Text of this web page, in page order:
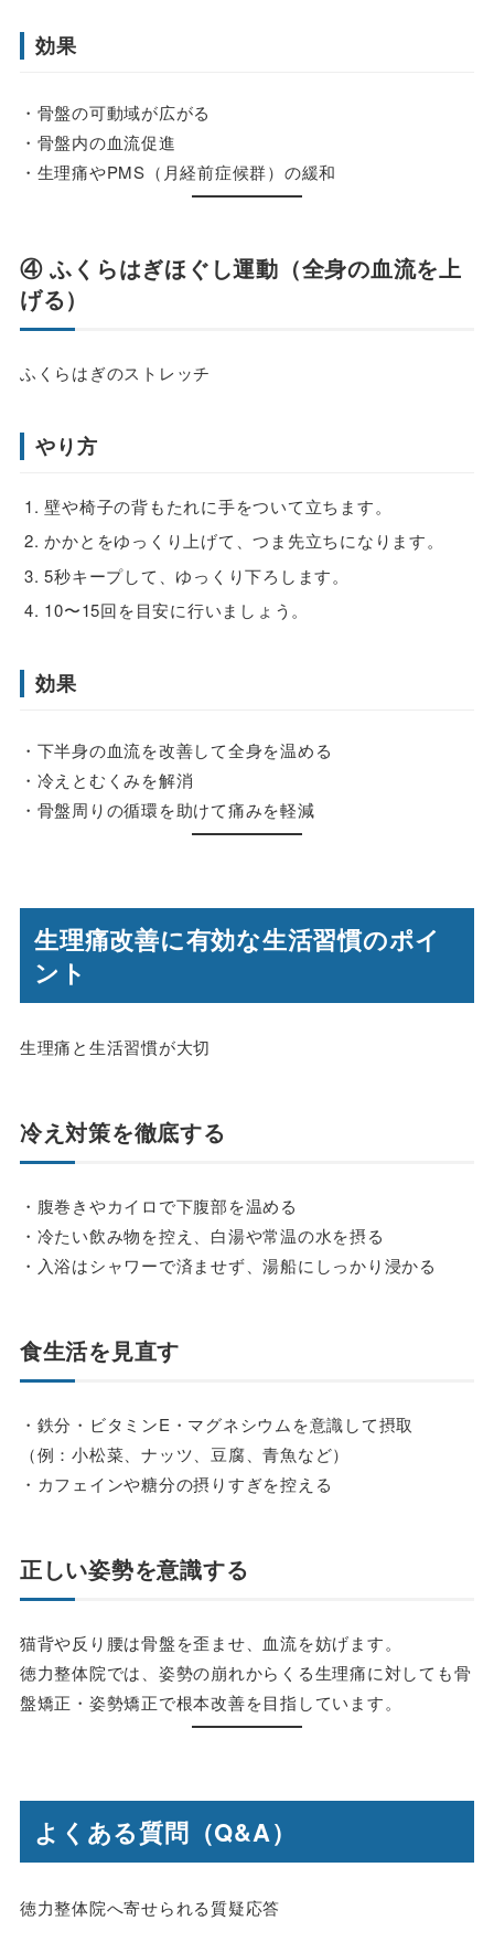
効果
・骨盤の可動域が広がる
・骨盤内の血流促進
・生理痛やPMS（月経前症候群）の緩和
④ ふくらはぎほぐし運動（全身の血流を上
げる）
ふくらはぎのストレッチ
やり方
壁や椅子の背もたれに手をついて立ちます。
かかとをゆっくり上げて、つま先立ちになります。
5秒キープして、ゆっくり下ろします。
10〜15回を目安に行いましょう。
効果
・下半身の血流を改善して全身を温める
・冷えとむくみを解消
・骨盤周りの循環を助けて痛みを軽減
生理痛改善に有効な生活習慣のポイ
ント
生理痛と生活習慣が大切
冷え対策を徹底する
・腹巻きやカイロで下腹部を温める
・冷たい飲み物を控え、白湯や常温の水を摂る
・入浴はシャワーで済ませず、湯船にしっかり浸かる
食生活を見直す
・鉄分・ビタミンE・マグネシウムを意識して摂取
（例：小松菜、ナッツ、豆腐、青魚など）
・カフェインや糖分の摂りすぎを控える
正しい姿勢を意識する
猫背や反り腰は骨盤を歪ませ、血流を妨げます。
徳力整体院では、姿勢の崩れからくる生理痛に対しても骨
盤矯正・姿勢矯正で根本改善を目指しています。
よくある質問（Q&A）
徳力整体院へ寄せられる質疑応答